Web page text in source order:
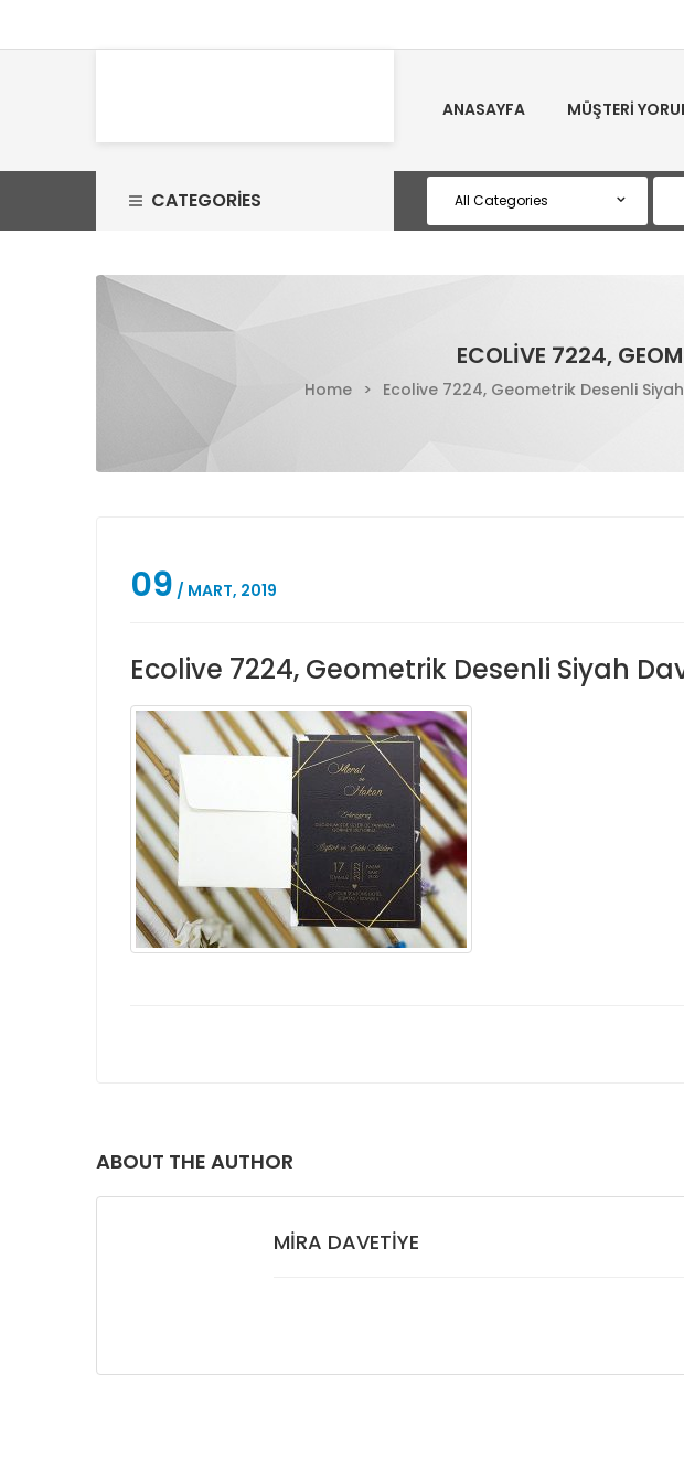
ANASAYFA MÜŞTERI
CATEGORIES
ECOLIVE 7224,
Home > Ecolive 7224, Geometrik Desenli
09 / MART, 2019
Ecolive 7224, Geometrik Desenli Siyah
ABOUT THE AUTHOR
MIRA DAVETIYE